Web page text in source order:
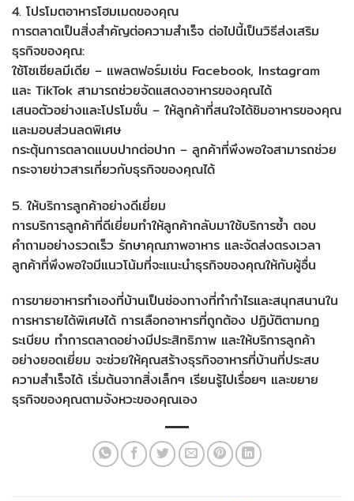
4. โปรโมตอาหารโฮมเมดของคุณ
การตลาดเป็นสิ่งสำคัญต่อความสำเร็จ ต่อไปนี้เป็นวิธีส่งเสริม
ธุรกิจของคุณ:
ใช้โซเชียลมีเดีย – แพลตฟอร์มเช่น Facebook, Instagram
และ TikTok สามารถช่วยจัดแสดงอาหารของคุณได้
เสนอตัวอย่างและโปรโมชั่น – ให้ลูกค้าที่สนใจได้ชิมอาหารของคุณ
และมอบส่วนลดพิเศษ
กระตุ้นการตลาดแบบปากต่อปาก – ลูกค้าที่พึงพอใจสามารถช่วย
กระจายข่าวสารเกี่ยวกับธุรกิจของคุณได้
5. ให้บริการลูกค้าอย่างดีเยี่ยม
การบริการลูกค้าที่ดีเยี่ยมทำให้ลูกค้ากลับมาใช้บริการซ้ำ ตอบ
คำถามอย่างรวดเร็ว รักษาคุณภาพอาหาร และจัดส่งตรงเวลา
ลูกค้าที่พึงพอใจมีแนวโน้มที่จะแนะนำธุรกิจของคุณให้กับผู้อื่น
การขายอาหารทำเองที่บ้านเป็นช่องทางที่ทำกำไรและสนุกสนานใน
การหารายได้พิเศษได้ การเลือกอาหารที่ถูกต้อง ปฏิบัติตามกฎ
ระเบียบ ทำการตลาดอย่างมีประสิทธิภาพ และให้บริการลูกค้า
อย่างยอดเยี่ยม จะช่วยให้คุณสร้างธุรกิจอาหารที่บ้านที่ประสบ
ความสำเร็จได้ เริ่มต้นจากสิ่งเล็กๆ เรียนรู้ไปเรื่อยๆ และขยาย
ธุรกิจของคุณตามจังหวะของคุณเอง